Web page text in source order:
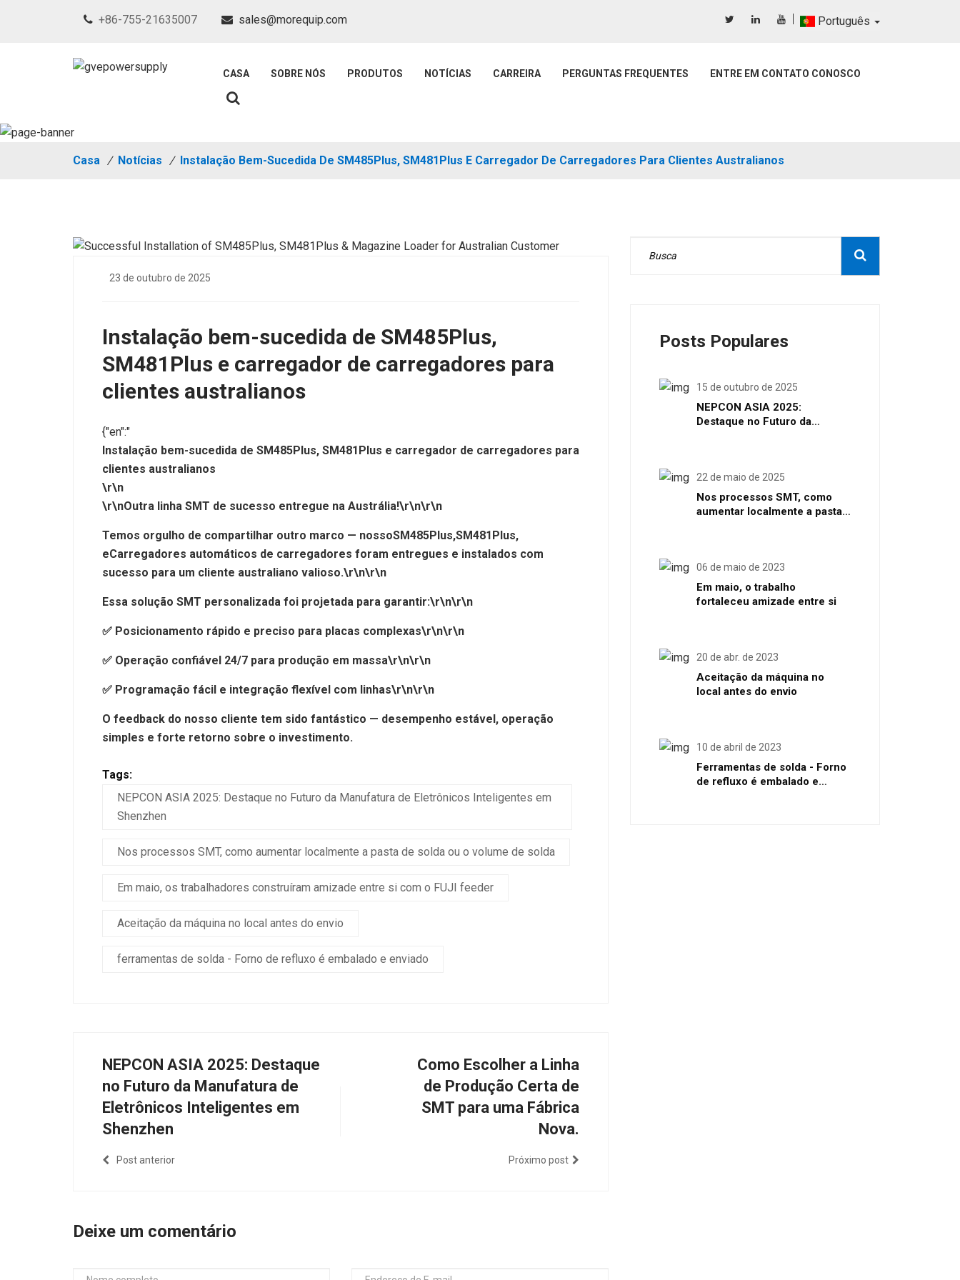
+86-755-21635007 sales@morequip.com Português
CASA SOBRE NÓS PRODUTOS NOTÍCIAS CARREIRA PERGUNTAS FREQUENTES ENTRE EM CONTATO CONOSCO
Casa / Notícias / Instalação Bem-Sucedida De SM485Plus, SM481Plus E Carregador De Carregadores Para Clientes Australianos
23 de outubro de 2025
Instalação bem-sucedida de SM485Plus,
SM481Plus e carregador de carregadores para
clientes australianos
{"en":"
Instalação bem-sucedida de SM485Plus, SM481Plus e carregador de carregadores para
clientes australianos
\r\n
\r\nOutra linha SMT de sucesso entregue na Austrália!\r\n\r\n
Temos orgulho de compartilhar outro marco — nossoSM485Plus,SM481Plus,
eCarregadores automáticos de carregadores foram entregues e instalados com
sucesso para um cliente australiano valioso.\r\n\r\n
Essa solução SMT personalizada foi projetada para garantir:\r\n\r\n
✅ Posicionamento rápido e preciso para placas complexas\r\n\r\n
✅ Operação confiável 24/7 para produção em massa\r\n\r\n
✅ Programação fácil e integração flexível com linhas\r\n\r\n
O feedback do nosso cliente tem sido fantástico — desempenho estável, operação
simples e forte retorno sobre o investimento.
Tags:
NEPCON ASIA 2025: Destaque no Futuro da Manufatura de Eletrônicos Inteligentes em
Shenzhen
Nos processos SMT, como aumentar localmente a pasta de solda ou o volume de solda
Em maio, os trabalhadores construíram amizade entre si com o FUJI feeder
Aceitação da máquina no local antes do envio
ferramentas de solda - Forno de refluxo é embalado e enviado
NEPCON ASIA 2025: Destaque
no Futuro da Manufatura de
Eletrônicos Inteligentes em
Shenzhen
Post anterior
Como Escolher a Linha
de Produção Certa de
SMT para uma Fábrica
Nova.
Próximo post
Deixe um comentário
Posts Populares
15 de outubro de 2025
NEPCON ASIA 2025:
Destaque no Futuro da
22 de maio de 2025
Nos processos SMT, como
aumentar localmente a pasta
06 de maio de 2023
Em maio, o trabalho
fortaleceu amizade entre si
20 de abr. de 2023
Aceitação da máquina no
local antes do envio
10 de abril de 2023
Ferramentas de solda - Forno
de refluxo é embalado e